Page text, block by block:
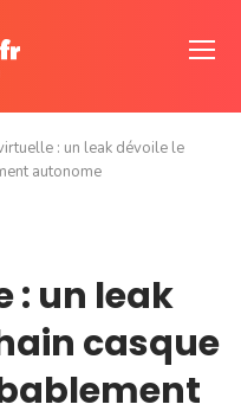
: un leak dévoile le
autonome
: un leak
casque